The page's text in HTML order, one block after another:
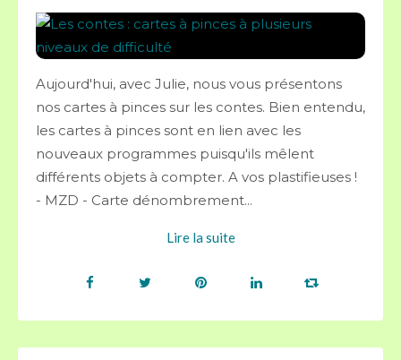
Aujourd'hui, avec Julie, nous vous présentons
nos cartes à pinces sur les contes. Bien entendu,
les cartes à pinces sont en lien avec les
nouveaux programmes puisqu'ils mêlent
différents objets à compter. A vos plastifieuses !
- MZD - Carte dénombrement...
Lire la suite